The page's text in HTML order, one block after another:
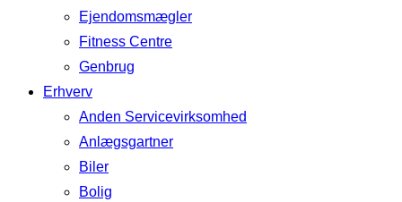
Ejendomsmægler
Fitness Centre
Genbrug
Erhverv
Anden Servicevirksomhed
Anlægsgartner
Biler
Bolig